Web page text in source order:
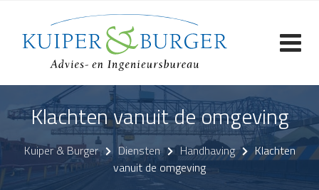
content
Klachten vanuit de omgeving
Kuiper & Burger Diensten Handhaving
Klachten
vanuit de omgeving